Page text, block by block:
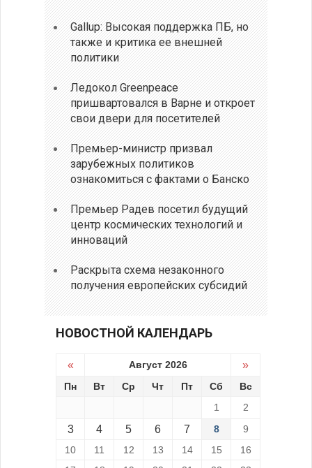
Gallup: Высокая поддержка ПБ, но
также и критика ее внешней
политики
Ледокол Greenpeace
пришвартовался в Варне и откроет
свои двери для посетителей
Премьер-министр призвал
зарубежных политиков
ознакомиться с фактами о Банско
Премьер Радев посетил будущий
центр космических технологий и
инноваций
Раскрыта схема незаконного
получения европейских субсидий
НОВОСТНОЙ КАЛЕНДАРЬ
« Август 2026 »
Пн Вт Ср Чт Пт Сб
Вс
1
2
3 4 5 6 7 8
9
10
11 12 13 14 15
16